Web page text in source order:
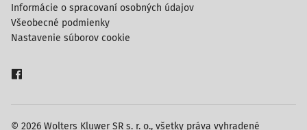
© 2026 Wolters Kluwer SR s. r. o., všetky práva vyhradené
Informácie o spracovaní osobných údajov
Všeobecné podmienky
Nastavenie súborov cookie